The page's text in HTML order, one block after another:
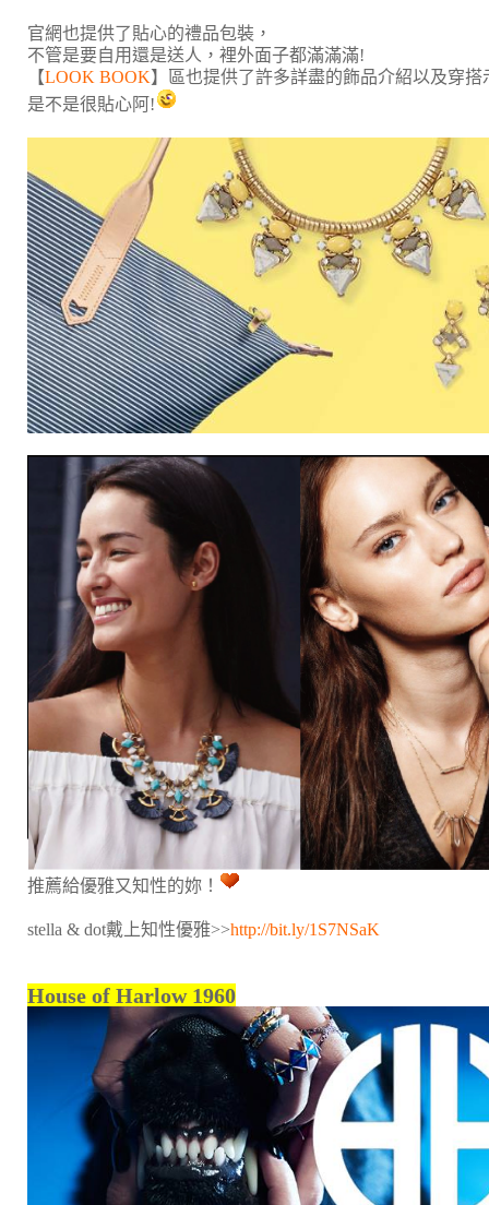
官網也提供了貼心的禮品包裝，
不管是要自用還是送人，裡外面子都滿滿滿!
【LOOK BOOK】區也提供了許多詳盡的飾品介紹以及穿搭
是不是很貼心阿!
推薦給優雅又知性的妳！
stella & dot戴上知性優雅>>http://bit.ly/1S7NSaK
House of Harlow 1960